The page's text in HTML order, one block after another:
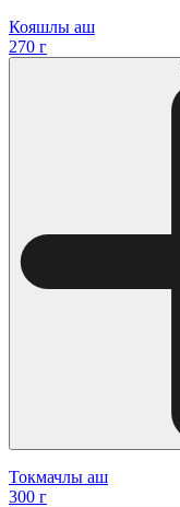
Кояшлы аш
270 г
Токмачлы аш
300 г